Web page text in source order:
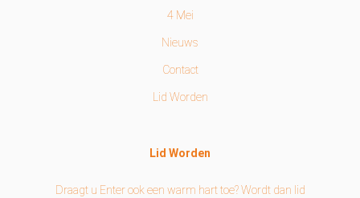
4 Mei
Nieuws
Contact
Lid Worden
Lid Worden
Draagt u Enter ook een warm hart toe? Wordt dan lid